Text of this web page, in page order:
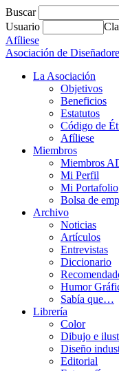
Buscar
Usuario
Afíliese
Asociación de
La Asociación
Objetivos
Beneficios
Estatutos
Código de
Afíliese
Miembros
Miembros
Mi Perfil
Mi Portafolio
Bolsa de
Archivo
Noticias
Artículos
Entrevistas
Diccionario
Humor
Sabía que…
Librería
Color
Dibujo e
Diseño
Editorial